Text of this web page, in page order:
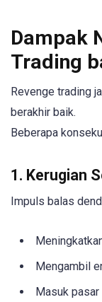
Dampak
Trading
Revenge trading
berakhir baik.
Beberapa
1. Kerugian
Impuls balas
Mengambil
Masuk pasar